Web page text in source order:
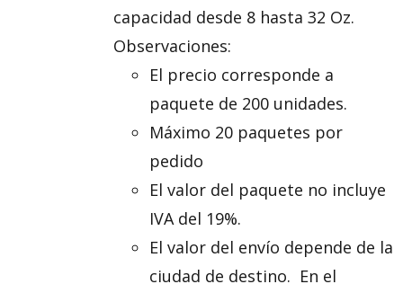
capacidad desde 8 hasta 32 Oz.
Observaciones:
El precio corresponde a
paquete de 200 unidades.
Máximo 20 paquetes por
pedido
El valor del paquete no incluye
IVA del 19%.
El valor del envío depende de la
ciudad de destino. En el